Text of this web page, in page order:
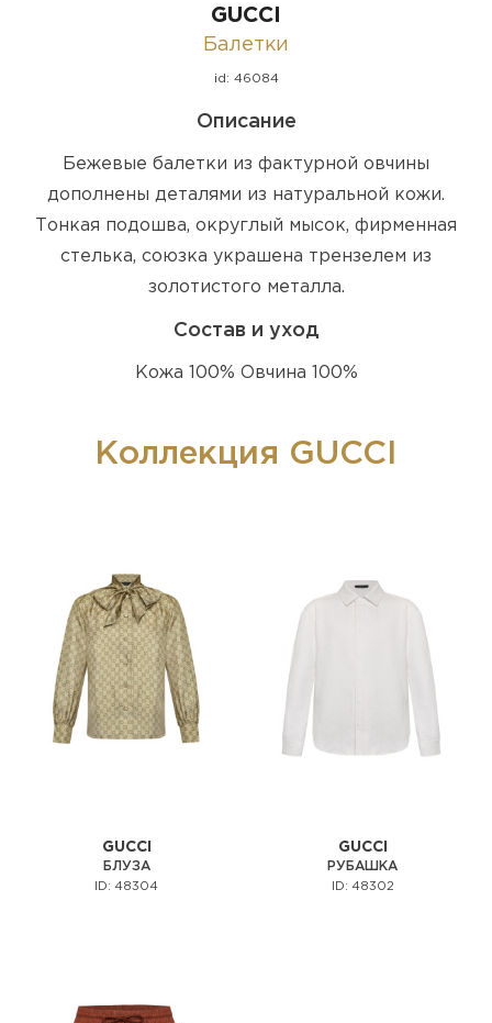
GUCCI
Балетки
id: 46084
Описание
Бежевые балетки из фактурной овчины
дополнены деталями из натуральной кожи.
Тонкая подошва, округлый мысок, фирменная
стелька, союзка украшена трензелем из
золотистого металла.
Состав и уход
Кожа 100% Овчина 100%
Коллекция GUCCI
GUCCI
БЛУЗА
ID: 48304
GUCCI
РУБАШКА
ID: 48302